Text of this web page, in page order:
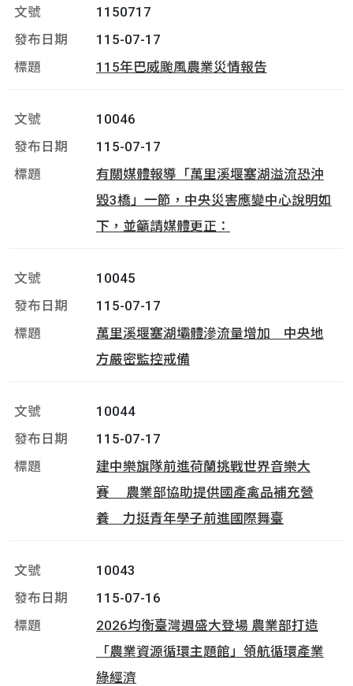
1150717
115-07-17
115年巴威颱風農業災情報告
10046
115-07-17
有關媒體報導「萬里溪堰塞湖溢流恐沖
毀3橋」一節，中央災害應變中心說明如
下，並籲請媒體更正：
10045
115-07-17
萬里溪堰塞湖壩體滲流量增加 中央地
方嚴密監控戒備
10044
115-07-17
建中樂旗隊前進荷蘭挑戰世界音樂大
賽 農業部協助提供國產禽品補充營
養 力挺青年學子前進國際舞臺
10043
115-07-16
2026均衡臺灣週盛大登場 農業部打造
「農業資源循環主題館」領航循環產業
綠經濟